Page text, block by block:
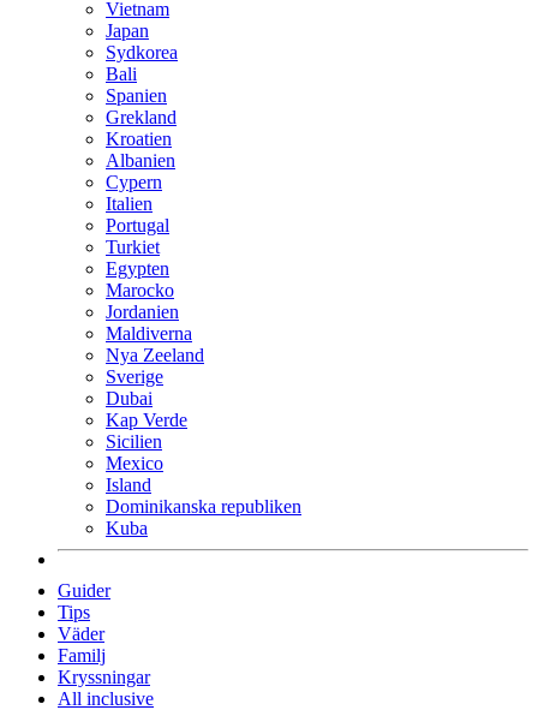
Vietnam
Japan
Sydkorea
Bali
Spanien
Grekland
Kroatien
Albanien
Cypern
Italien
Portugal
Turkiet
Egypten
Marocko
Jordanien
Maldiverna
Nya Zeeland
Sverige
Dubai
Kap Verde
Sicilien
Mexico
Island
Dominikanska republiken
Kuba
Guider
Tips
Väder
Familj
Kryssningar
All inclusive